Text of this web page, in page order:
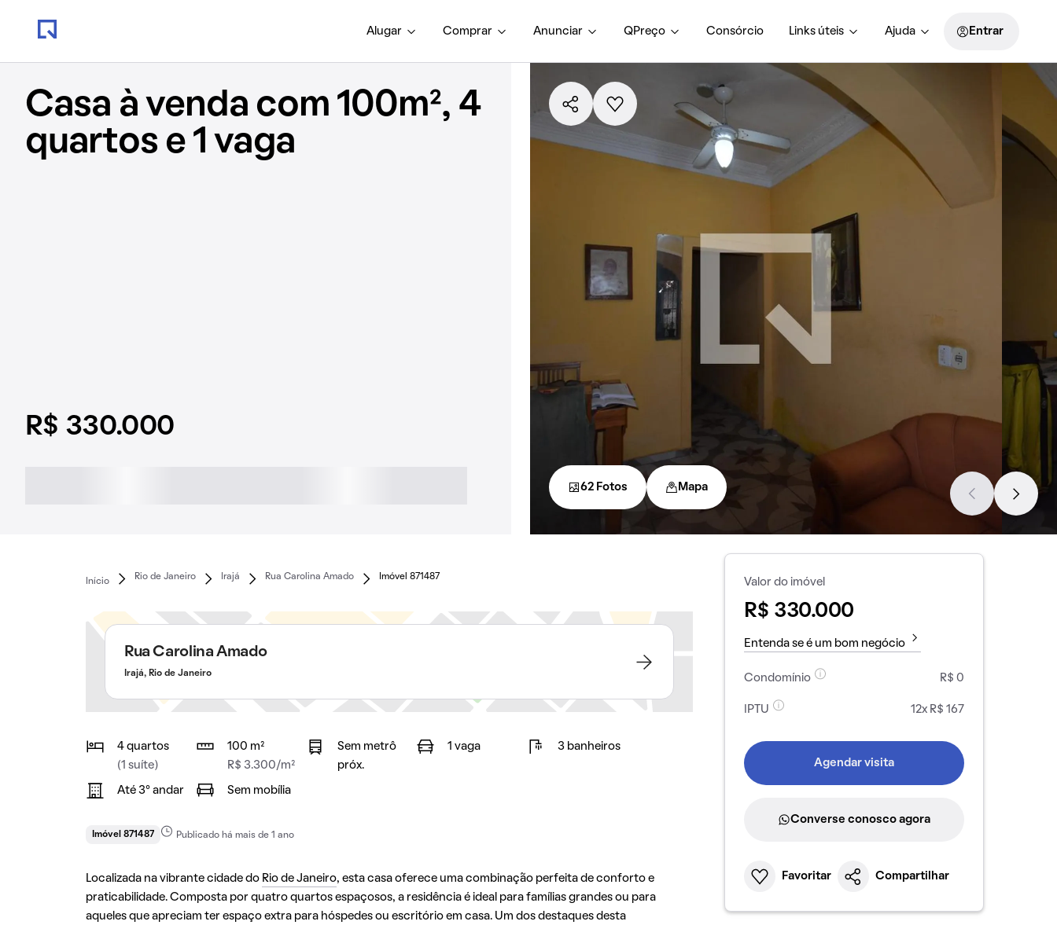
Alugar Comprar Anunciar QPreço Consórcio Links úteis Ajuda Entrar
Casa à venda com 100m², 4
quartos e 1 vaga
R$ 330.000
62 Fotos Mapa
Início
Rio de Janeiro Irajá Rua Carolina Amado Imóvel 871487
Rua Carolina Amado
Irajá, Rio de Janeiro
4 quartos
(1 suíte)
100 m²
R$ 3.300/m²
Sem metrô
próx.
1 vaga 3 banheiros
Até 3° andar Sem mobília
Imóvel 871487 Publicado há mais de 1 ano
Localizada na vibrante cidade do Rio de Janeiro, esta casa oferece uma combinação perfeita de conforto e
praticabilidade. Composta por quatro quartos espaçosos, a residência é ideal para famílias grandes ou para
aqueles que apreciam ter espaço extra para hóspedes ou escritório em casa. Um dos destaques desta
Valor do imóvel
R$ 330.000
Entenda se é um bom negócio
Condomínio R$ 0
IPTU 12x R$ 167
Agendar visita
Converse conosco agora
Favoritar Compartilhar